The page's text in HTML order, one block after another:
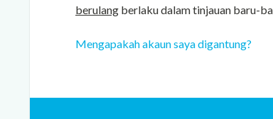
berulang berlaku dalam tinjauan baru-
Mengapakah akaun saya digantung?